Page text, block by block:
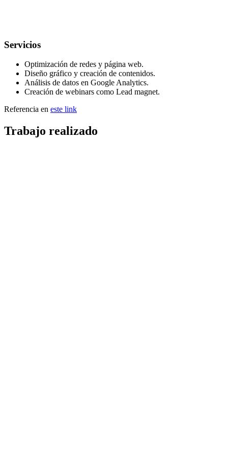
Servicios
Optimización de redes y página web.
Diseño gráfico y creación de contenidos.
Análisis de datos en Google Analytics.
Creación de webinars como Lead magnet.
Referencia en este link
Trabajo realizado